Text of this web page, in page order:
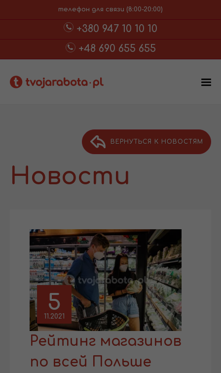
телефон для связи (8:00-20:00)
+380 947 10 10 10
+48 690 655 655
ВЕРНУТЬСЯ К НОВОСТЯМ
Новости
5
11.2021
Рейтинг магазинов
по всей Польше